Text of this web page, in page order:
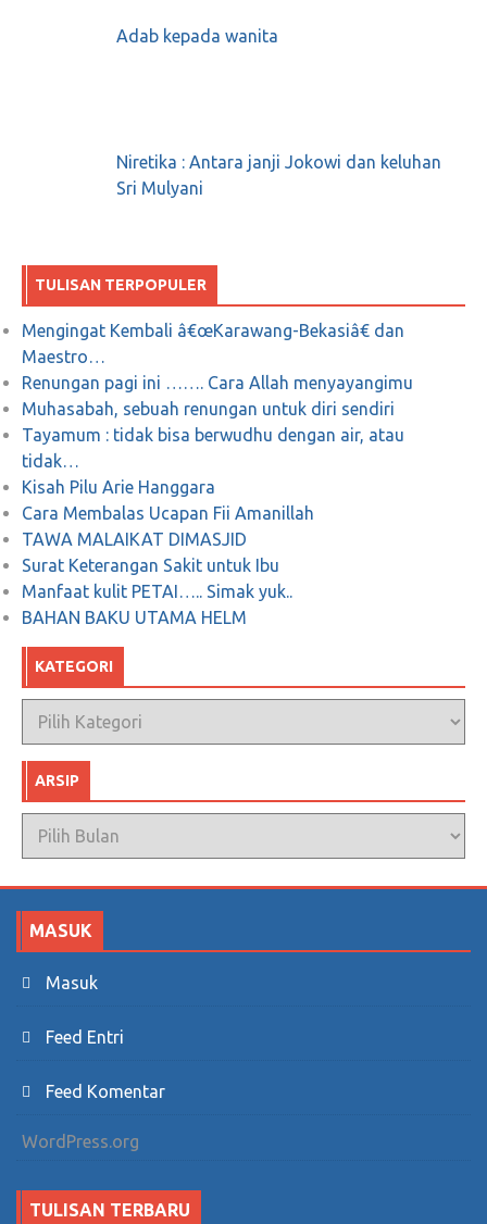
0
Agar tidak ada Reynhard Sinaga berikutnya
Adab kepada wanita
Niretika : Antara janji Jokowi dan keluhan
Sri Mulyani
TULISAN TERPOPULER
Mengingat Kembali â€œKarawang-Bekasiâ€ dan
Maestro…
Renungan pagi ini ……. Cara Allah menyayangimu
Muhasabah, sebuah renungan untuk diri sendiri
Tayamum : tidak bisa berwudhu dengan air, atau
tidak…
Kisah Pilu Arie Hanggara
Cara Membalas Ucapan Fii Amanillah
TAWA MALAIKAT DIMASJID
Surat Keterangan Sakit untuk Ibu
Manfaat kulit PETAI….. Simak yuk..
BAHAN BAKU UTAMA HELM
KATEGORI
Kategori
ARSIP
Arsip
MASUK
Masuk
Feed Entri
Feed Komentar
WordPress.org
TULISAN TERBARU